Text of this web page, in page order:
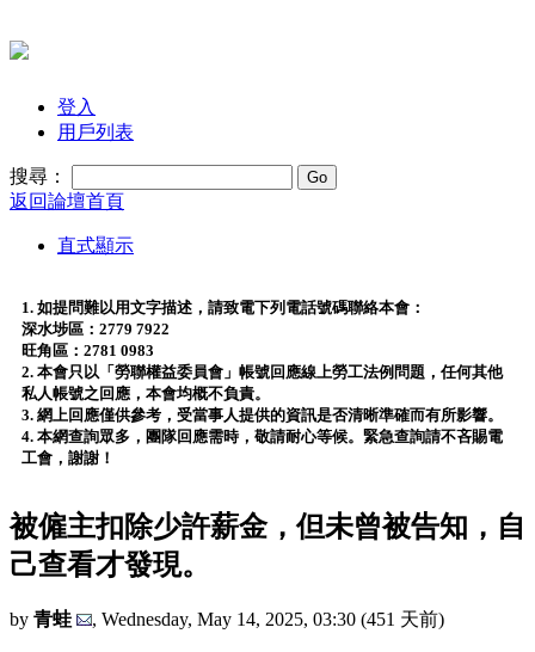
登入
用戶列表
搜尋：
返回論壇首頁
直式顯示
1. 如提問難以用文字描述，請致電下列電話號碼聯絡本會：
深水埗區：2779 7922
旺角區：2781 0983
2. 本會只以「勞聯權益委員會」帳號回應線上勞工法例問題，任何其他
私人帳號之回應，本會均概不負責。
3. 網上回應僅供參考，受當事人提供的資訊是否清晰準確而有所影響。
4. 本網查詢眾多，團隊回應需時，敬請耐心等候。緊急查詢請不吝賜電
工會，謝謝！
被僱主扣除少許薪金，但未曾被告知，自
己查看才發現。
by 青蛙 , Wednesday, May 14, 2025, 03:30 (451 天前)